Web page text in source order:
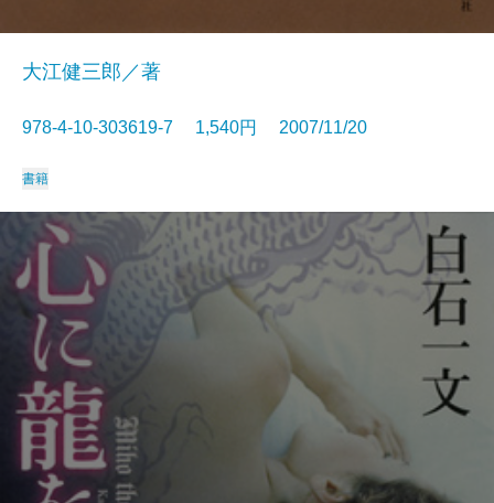
大江健三郎／著
978-4-10-303619-7 1,540円 2007/11/20
書籍